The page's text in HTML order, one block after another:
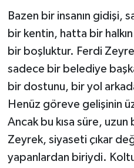
Bazen bir insanın gidişi,
bir kentin, hatta bir
bir boşluktur. Ferdi
sadece bir belediye
bir dostunu, bir yol
Henüz göreve gelişinin
Ancak bu kısa süre,
Zeyrek, siyaseti çıkar
yapanlardan biriydi.